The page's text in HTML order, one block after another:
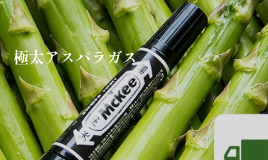
極太アスパラガス